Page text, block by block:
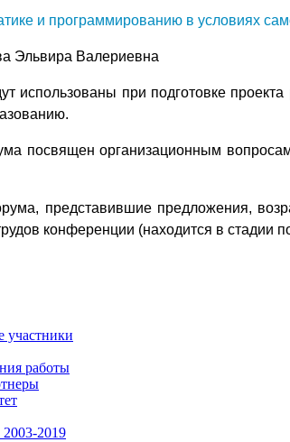
и программированию в условиях
Эльвира Валериевна
использованы при подготовке
посвящен организационным
представившие предложения,
конференции (находится в стадии
участники
работы
2019